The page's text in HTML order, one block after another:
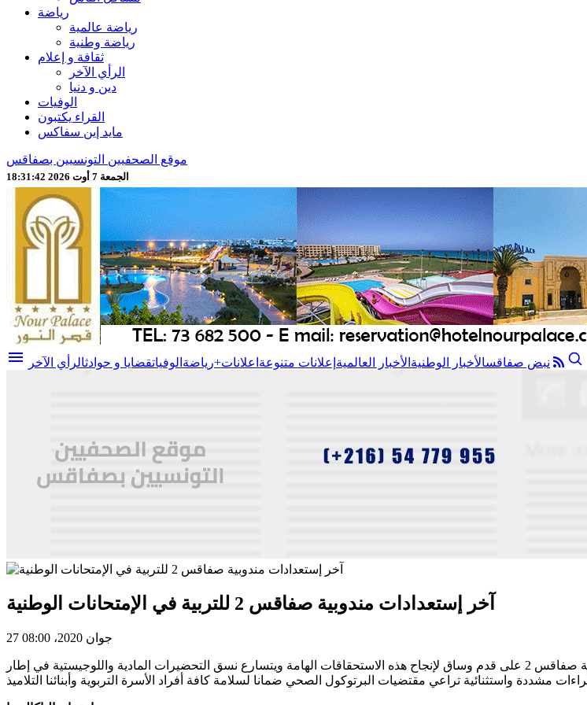
رياضة
رياضة عالمية
رياضة وطنية
ثقافة و إعلام
الرأي الآخر
دين و دنيا
الوفيات
القراء يكتبون
مايد إين سفاكس
موقع الصحفيين التونسيين بصفاقس
الجمعة 7 أوت 2026 18:31:44
menu نبض صفاقسالأخبار الوطنية الأخبار العالمية إعلانات متنوعة اعلانات+رياضة الوفياتقضايا و حوادثالرأي الآخر
آخر إستعدادات مندوبية صفاقس 2 للتربية في الإمتحانات الوطنية
27 جوان 2020، 08:00
مع بدء العد التنازلي للامتحانات الوطنية تجري الاستعدادات صلب المندوبية الجهوية للتربية صفاقس 2 على قدم وساق لإنجاح هذه الاستحقاقات الهامة ويتسارع نسق التحضيرات المادية واللوجيستية في إطار